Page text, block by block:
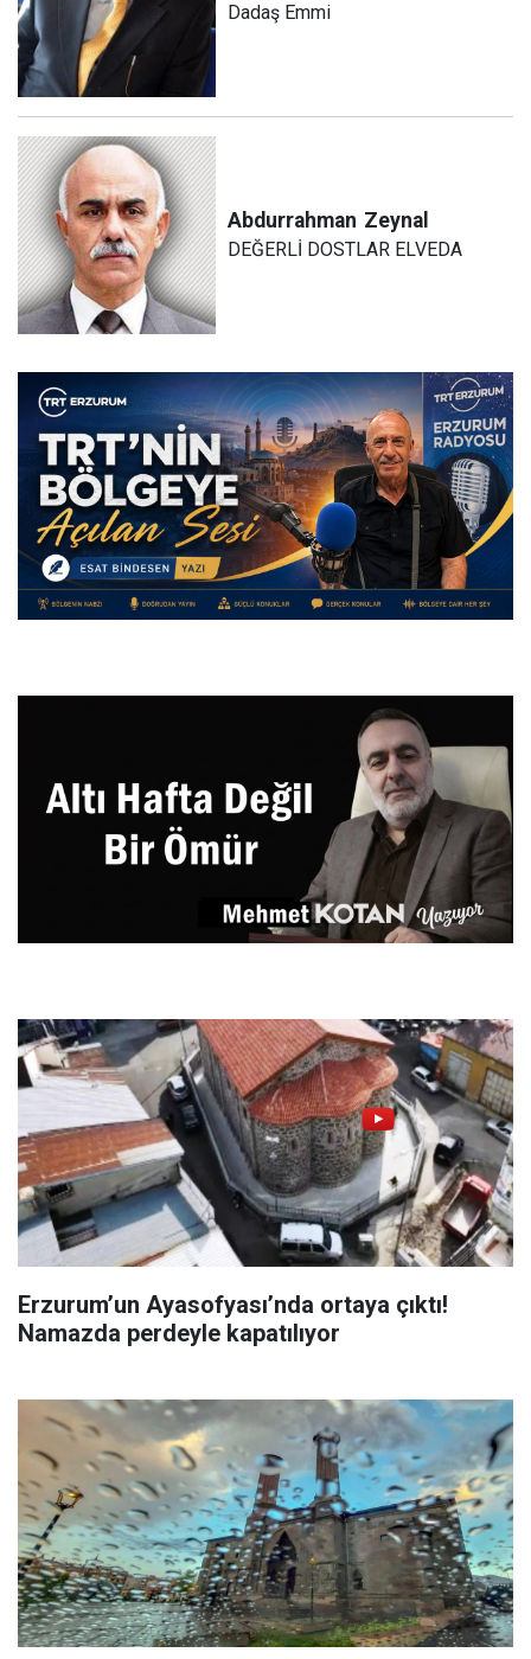
Dadaş Emmi
Abdurrahman Zeynal
DEĞERLİ DOSTLAR ELVEDA
Erzurum’un Ayasofyası’nda ortaya çıktı!
Namazda perdeyle kapatılıyor